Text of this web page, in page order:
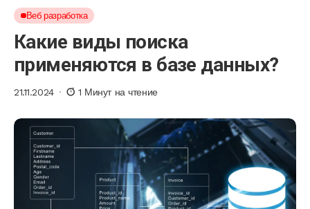
Веб разработка
Какие виды поиска
применяются в базе данных?
21.11.2024 1 Минут на чтение